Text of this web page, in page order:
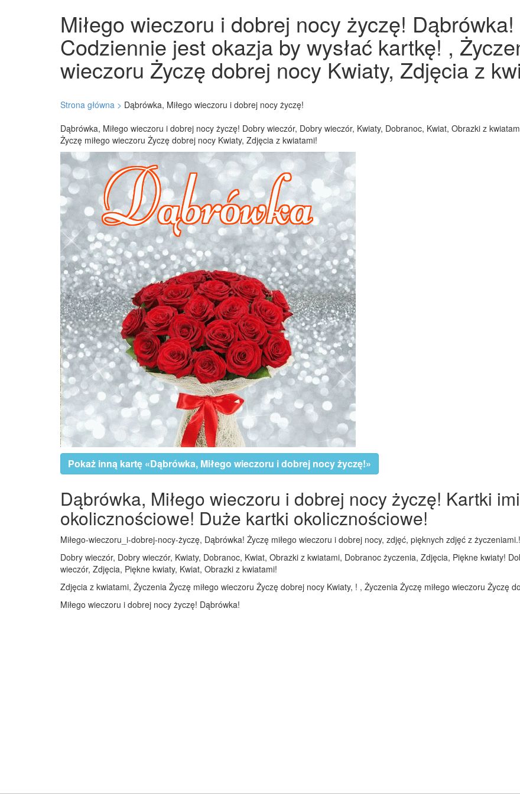
Miłego wieczoru i dobrej nocy życzę!
Codziennie jest okazja by wysłać kartkę! ,
wieczoru Życzę dobrej nocy Kwiaty, Zdjęcia z
Strona główna > Dąbrówka, Miłego wieczoru i dobrej nocy życzę!
Dąbrówka, Miłego wieczoru i dobrej nocy życzę! Dobry wieczór, Dobry wieczór, Kwiaty, Dobranoc, Kwiat, Obrazki z
Życzę miłego wieczoru Życzę dobrej nocy Kwiaty, Zdjęcia z kwiatami!
Pokaż inną kartę «Dąbrówka, Miłego wieczoru i dobrej nocy życzę!»
Dąbrówka, Miłego wieczoru i dobrej nocy życzę! Kartki
okolicznościowe! Duże kartki okolicznościowe!
Miłego-wieczoru_i-dobrej-nocy-życzę, Dąbrówka! Życzę miłego wieczoru i dobrej nocy, zdjęć, pięknych zdjęć z życzeniami.!
Dobry wieczór, Dobry wieczór, Kwiaty, Dobranoc, Kwiat, Obrazki z kwiatami, Dobranoc życzenia, Zdjęcia, Piękne kwiaty!
wieczór, Zdjęcia, Piękne kwiaty, Kwiat, Obrazki z kwiatami!
Zdjęcia z kwiatami, Życzenia Życzę miłego wieczoru Życzę dobrej nocy Kwiaty, ! , Życzenia Życzę miłego wieczoru Życzę
Miłego wieczoru i dobrej nocy życzę! Dąbrówka!